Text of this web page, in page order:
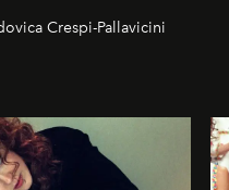
Crespi-Pallavicini